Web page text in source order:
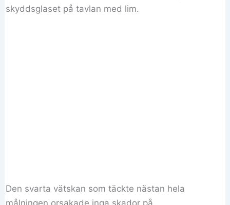
skyddsglaset på tavlan med lim.
Den svarta vätskan som täckte nästan hela
målningen orsakade inga skador på